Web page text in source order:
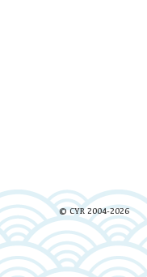
© CYR 2004-2026